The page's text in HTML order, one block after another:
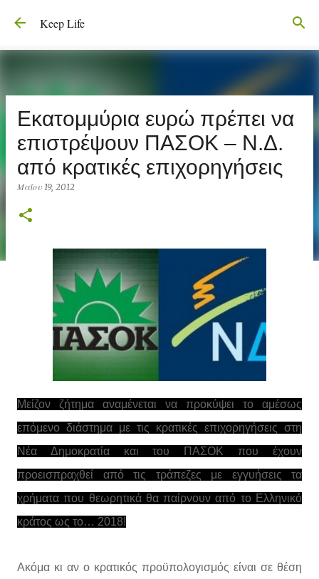
Μετάβαση στο κύριο περιεχόμενο
Keep Life
Εκατομμύρια ευρώ πρέπει να
επιστρέψουν ΠΑΣΟΚ – Ν.Δ.
από κρατικές επιχορηγήσεις
Μαΐου 19, 2012
Μείζον ζήτημα αναμένεται να προκύψει το αμέσως
επόμενο διάστημα με τις κρατικές επιχορηγήσεις στη
Νέα Δημοκρατία και του ΠΑΣΟΚ που έχουν
προεισπραχθεί από τις τράπεζες με εγγυήσεις τα
χρήματα που θεωρητικά θα παίρνουν από το Ελληνικό
κράτος ως το… 2018!
Ακόμα κι αν ο κρατικός προϋπολογισμός είναι σε θέση